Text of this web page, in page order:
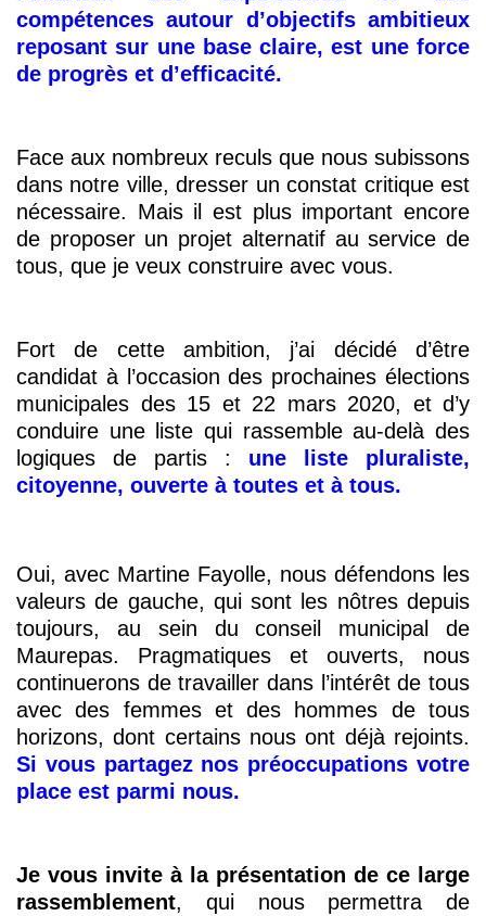
compétences autour d’objectifs ambitieux
reposant sur une base claire, est une force
de progrès et d’efficacité.
Face aux nombreux reculs que nous subissons
dans notre ville, dresser un constat critique est
nécessaire. Mais il est plus important encore
de proposer un projet alternatif au service de
tous, que je veux construire avec vous.
Fort de cette ambition, j’ai décidé d’être
candidat à l’occasion des prochaines élections
municipales des 15 et 22 mars 2020, et d’y
conduire une liste qui rassemble au-delà des
logiques de partis : une liste pluraliste,
citoyenne, ouverte à toutes et à tous.
Oui, avec Martine Fayolle, nous défendons les
valeurs de gauche, qui sont les nôtres depuis
toujours, au sein du conseil municipal de
Maurepas. Pragmatiques et ouverts, nous
continuerons de travailler dans l’intérêt de tous
avec des femmes et des hommes de tous
horizons, dont certains nous ont déjà rejoints.
Si vous partagez nos préoccupations votre
place est parmi nous.
Je vous invite à la présentation de ce large
rassemblement, qui nous permettra de